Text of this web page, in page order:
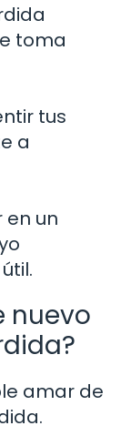
toma
tus
a
en un
nuevo
amar de